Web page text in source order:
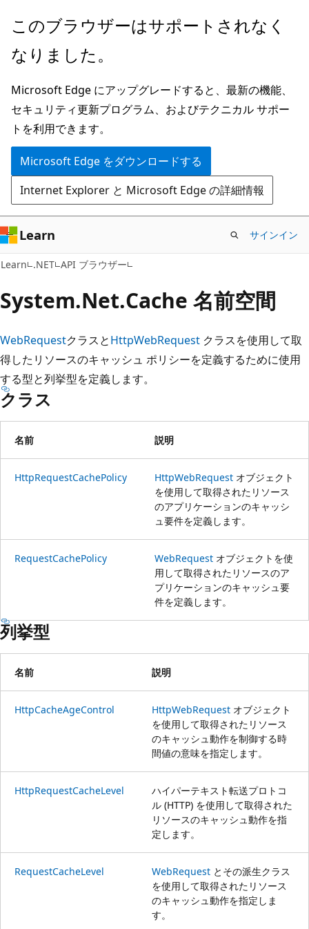
メ
ン
ン
テ
ン
ツ
に
ス
キ
ッ
プ
ペ
ジ
ナ
ビ
ゲ
ー
シ
ョ
ン
に
ス
キ
プ
このブラウザーはサポートされなく
なりました。
Microsoft Edge にアップグレードすると、最新の機能、
セキュリティ更新プログラム、およびテクニカル サポー
トを利用できます。
Microsoft Edge をダウンロードする
Internet Explorer と Microsoft Edge の詳細情報
Learn サインイン
Learn .NET API ブラウザー
System.Net.Cache 名前空間
WebRequestクラスとHttpWebRequest クラスを使用して取
得したリソースのキャッシュ ポリシーを定義するために使用
する型と列挙型を定義します。
クラス
名前 説明
HttpRequestCachePolicy HttpWebRequest オブジェクト
を使用して取得されたリソース
のアプリケーションのキャッシ
ュ要件を定義します。
RequestCachePolicy WebRequest オブジェクトを使
用して取得されたリソースのア
プリケーションのキャッシュ要
件を定義します。
列挙型
名前 説明
HttpCacheAgeControl HttpWebRequest オブジェクト
を使用して取得されたリソース
のキャッシュ動作を制御する時
間値の意味を指定します。
HttpRequestCacheLevel
ハイパーテキスト転送プロトコ
ル (HTTP) を使用して取得された
リソースのキャッシュ動作を指
定します。
RequestCacheLevel WebRequest とその派生クラス
を使用して取得されたリソース
のキャッシュ動作を指定しま
す。